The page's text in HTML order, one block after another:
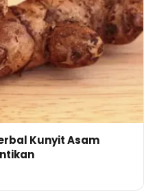
Kunyit Asam